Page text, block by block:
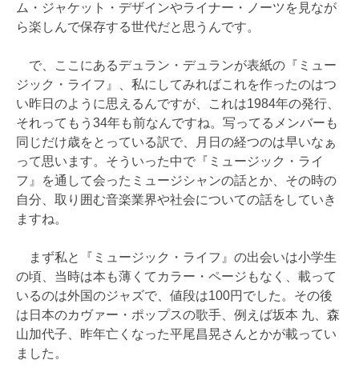
ム・ジャケット・デザインやライナー・ノーツを見なが
ら楽しんで保存する世代だと思うんです。
で、ここにあるデュラン・デュランが表紙の『ミュー
ジック・ライフ』、私にしてみればこれを作ったのはつ
い昨日のように思えるんですが、これは1984年の発行、
それってもう34年も前なんですね。写ってるメンバーも
同じだけ歳をとっている訳で、月日の経つのは早いなぁ
って思います。そういった中で『ミュージック・ライ
フ』を通して会ったミュージシャンの話とか、その時の
自分、取り囲む音楽業界や社会についての話をしていき
ますね。
まず私と『ミュージック・ライフ』の出会いは小学生
の頃、当時は本も薄くてカラー・ページもなく、載って
いるのは外国のジャズで、値段は100円でした。その後
は日本のカヴァー・ポップスの歌手、例えば坂本 九、森
山加代子、昨年亡くなった平尾昌晃さんとかが載ってい
ました。